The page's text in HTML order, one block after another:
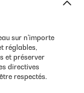
sur n'importe
réglables,
et préserver
directives
respectés.